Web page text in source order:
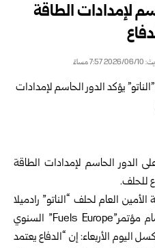
لإمدادات الطاقة
مساءً
الدور الحاسم لإمدادات الطاقة
للحلف.
العام لحلف “الناتو” رادميلا
شيكيرينسكا قولها في كلمة لها أمام مؤتمر”Fuels Europe” السنوي
اليوم الأربعاء: إن “الدفاع يعتمد